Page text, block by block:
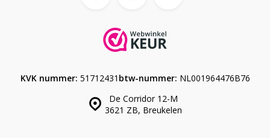
De Corridor 12-M
3621 ZB, Breukelen
KVK nummer: 51712431 btw-nummer: NL001964476B76